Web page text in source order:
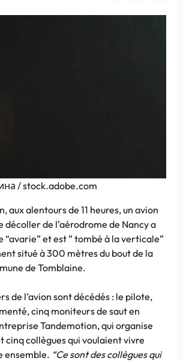
/ stock.adobe.com
aux alentours de 11 heures, un avion
décoller de l’aérodrome de Nancy a
“avarie” et est ” tombé à la verticale”
situé à 300 mètres du bout de la
de Tomblaine.
de l’avion sont décédés : le pilote,
cinq moniteurs de saut en
Tandemotion, qui organise
cinq collègues qui voulaient vivre
ensemble. “Ce sont des collègues qui